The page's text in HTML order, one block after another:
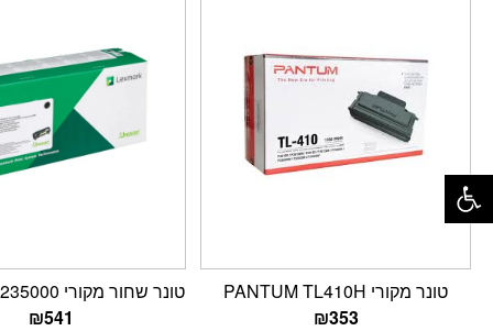
טונר מקורי PANTUM TL410H
₪353
טונר שחור מקורי Lexmark B235000
₪541
פתח סרגל נגישות